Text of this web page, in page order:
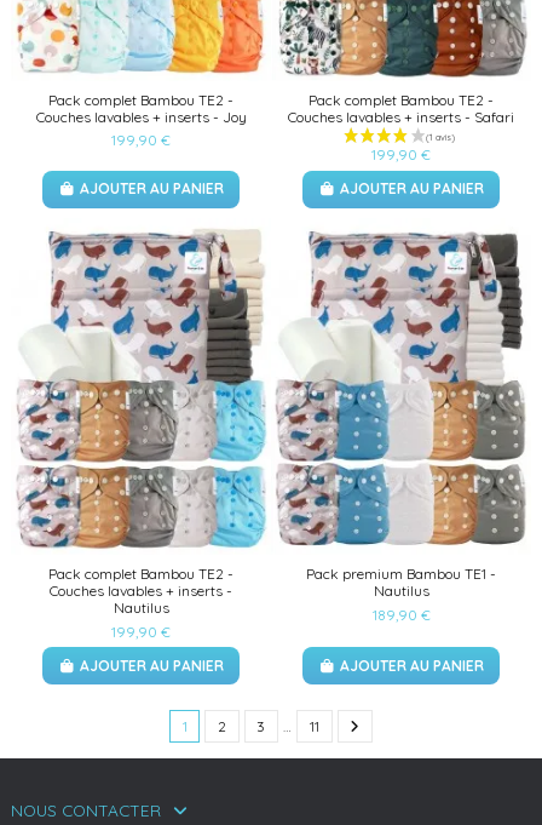
(1 avis)
Pack complet Bambou TE2 -
Couches lavables + inserts - Joy
199,90 €
AJOUTER AU PANIER
Pack complet Bambou TE2 -
Couches lavables + inserts - Safari
199,90 €
AJOUTER AU PANIER
Pack complet Bambou TE2 -
Couches lavables + inserts -
Nautilus
199,90 €
AJOUTER AU PANIER
Pack premium Bambou TE1 -
Nautilus
189,90 €
AJOUTER AU PANIER
1 2 3 11
NOUS CONTACTER